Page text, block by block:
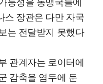
스 장관은 다만 자국
는 전달받지 못했다
관계자는 로이터에
감축을 염두에 둔